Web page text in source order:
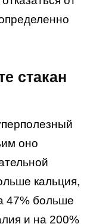
стакан
оно
кальция,
47% больше
и на 200%